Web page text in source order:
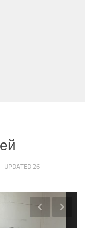
· UPDATED 26